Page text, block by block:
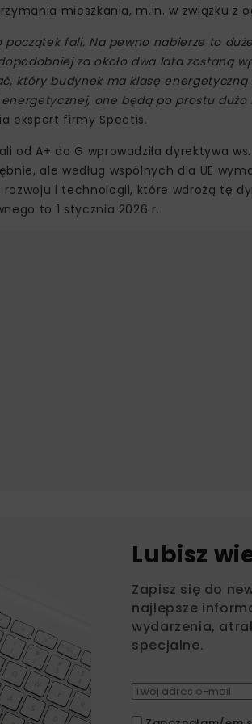
mieszkania, m.in. w związku z
fali. Na pewno nabierze to
za około dwa lata zostaną
który budynek ma klasę
one będą po prostu
ekspert firmy Spectis.
od A+ do G wprowadziła dyrektywa
ale według wspólnych dla UE
i technologii, które wdrożą tę
to 1 stycznia 2026 r.
Lubisz
Zapisz się do
najlepsze
wydarzenia,
specjalne.